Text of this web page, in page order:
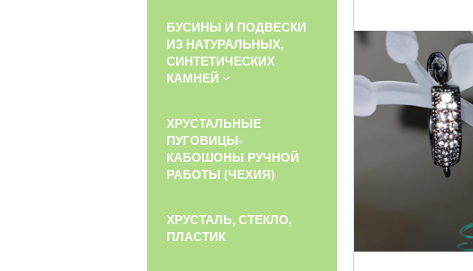
БУСИНЫ И ПОДВЕСКИ
ИЗ НАТУРАЛЬНЫХ,
СИНТЕТИЧЕСКИХ
КАМНЕЙ
ХРУСТАЛЬНЫЕ
ПУГОВИЦЫ-
КАБОШОНЫ РУЧНОЙ
РАБОТЫ (ЧЕХИЯ)
ХРУСТАЛЬ, СТЕКЛО,
ПЛАСТИК